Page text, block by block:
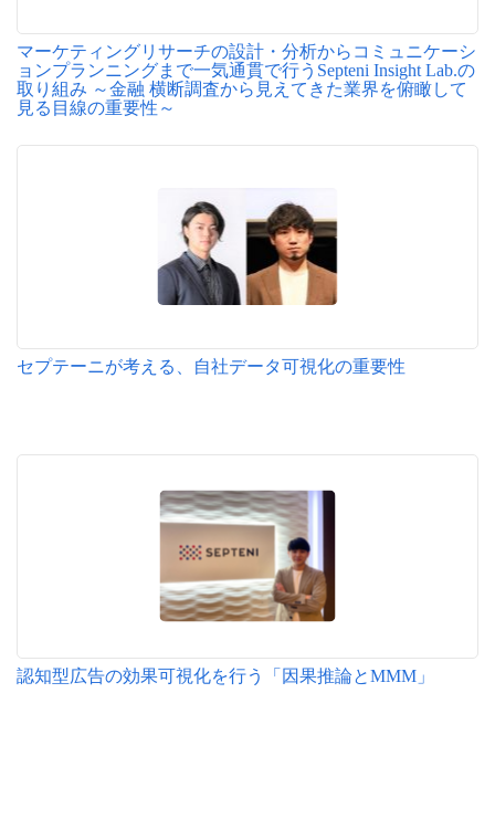
マーケティングリサーチの設計・分析からコミュニケーシ
ョンプランニングまで一気通貫で行うSepteni Insight Lab.の
取り組み ～金融 横断調査から見えてきた業界を俯瞰して
見る目線の重要性～
セプテーニが考える、自社データ可視化の重要性
認知型広告の効果可視化を行う「因果推論とMMM」